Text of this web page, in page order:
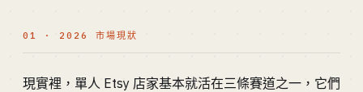
01 · 2026 市場現狀
現實裡，單人 Etsy 店家基本就活在三條賽道之一，它們